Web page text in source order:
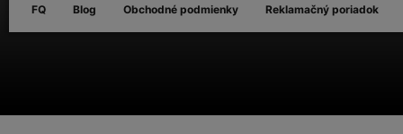
FQ Blog Obchodné podmienky Reklamačný poriadok